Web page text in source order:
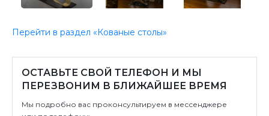
Перейти в раздел «Кованые столы»
ОСТАВЬТЕ СВОЙ ТЕЛЕФОН И МЫ
ПЕРЕЗВОНИМ В БЛИЖАЙШЕЕ ВРЕМЯ
Мы подробно вас проконсультируем в мессенджере